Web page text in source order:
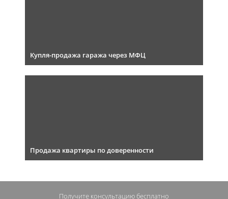
Купля-продажа гаража через МФЦ
Продажа квартиры по доверенности
Получите консультацию бесплатно